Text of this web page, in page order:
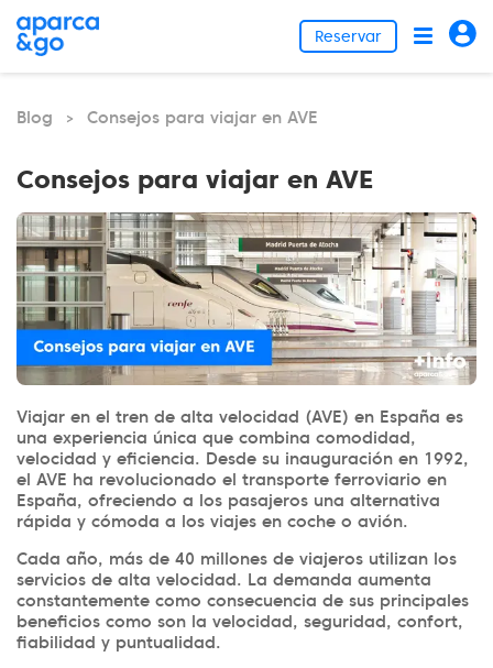
Reservar
Blog > Consejos para viajar en AVE
Consejos para viajar en AVE
Viajar en el tren de alta velocidad (AVE) en España es
una experiencia única que combina comodidad,
velocidad y eficiencia. Desde su inauguración en 1992,
el AVE ha revolucionado el transporte ferroviario en
España, ofreciendo a los pasajeros una alternativa
rápida y cómoda a los viajes en coche o avión.
Cada año, más de 40 millones de viajeros utilizan los
servicios de alta velocidad. La demanda aumenta
constantemente como consecuencia de sus principales
beneficios como son la velocidad, seguridad, confort,
fiabilidad y puntualidad.